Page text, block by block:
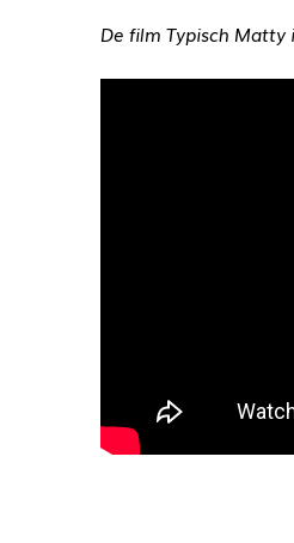
De film Typisch Matty